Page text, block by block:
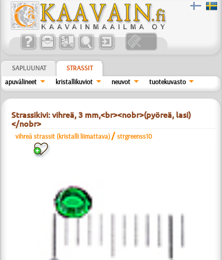
SAPLUUNAT
STRASSIT
apuvälineet
kristallikuviot neuvot tuotekuvasto
Strassikivi: vihreä, 3 mm,<br><nobr>(pyöreä, lasi)
</nobr>
vihreä strassit (kristalli liimattava) /strgreenss10